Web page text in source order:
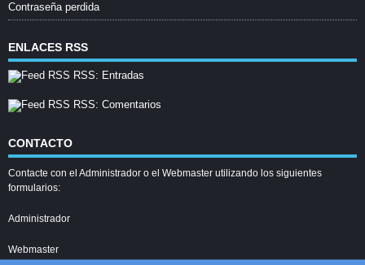
Contraseña perdida
ENLACES RSS
RSS: Entradas
RSS: Comentarios
CONTACTO
Contacte con el Administrador o el Webmaster utilizando los siguientes
formularios:
Administrador
Webmaster